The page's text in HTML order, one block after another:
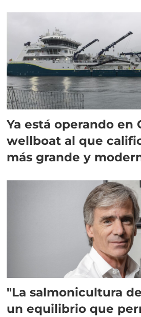
Ya está operando en
wellboat al que
más grande y
"La salmonicultura
un equilibrio que